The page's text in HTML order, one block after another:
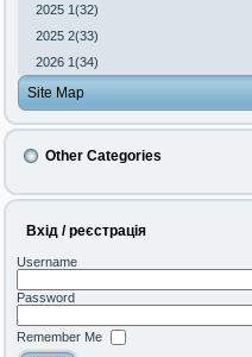
2025 1(32)
2025 2(33)
2026 1(34)
Site Map
Other Categories
Вхід / реєстрація
Username
Password
Remember Me